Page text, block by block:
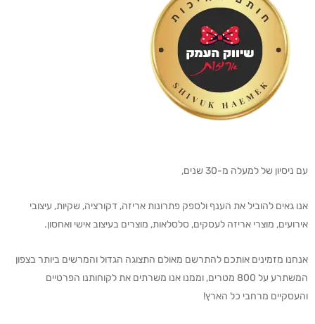
עם ניסיון של למעלה מ-30 שנים,
אנו גאים להוביל את הענף ולספק פתרונות אריזה, דקורציה, שקיות, עיצובי
אירועים, מוצרי אריזה לעסקים, סלסלאות, מוצרים בעיצוב אישי ואחסון.
אנחנו מזמינים אותכם להתרשם מאולם התצוגה הגדול והמרשים ביותר בצפון
המשתרע על 800 מטרים, וממנו אנו משרתים את לקוחותנו הפרטיים
והעסקיים מרחבי כל הארץ!